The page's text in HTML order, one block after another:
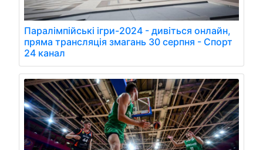
Паралімпійські ігри-2024 - дивіться онлайн,
пряма трансляція змагань 30 серпня - Спорт
24 канал